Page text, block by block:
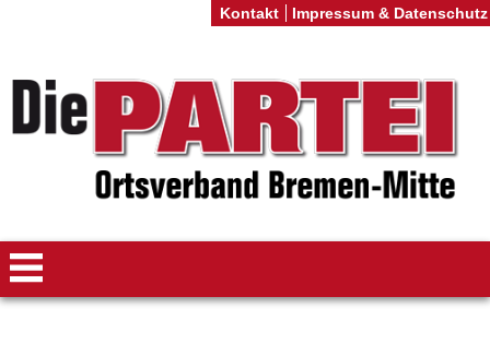
Kontakt Impressum & Datenschutz